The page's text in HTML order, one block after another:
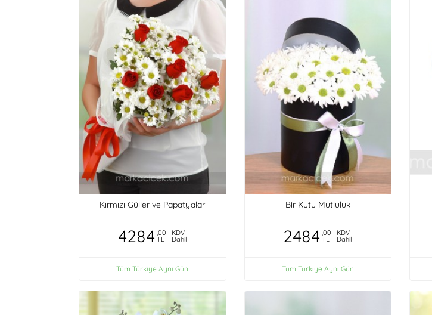
Kırmızı Güller ve Papatyalar
4284 ,00
TL
KDV
Dahil
Tüm Türkiye Aynı Gün
Bir Kutu Mutluluk
2484 ,00
TL
KDV
Dahil
Tüm Türkiye Aynı Gün